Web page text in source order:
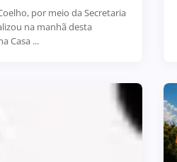
por meio da Secretaria
na manhã desta
Casa ...